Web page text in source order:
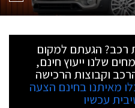
רכב? הגעתם למקום
שלנו ייעוץ חינם,
וקבוצות הרכישה
מאיתנו בחינם הצעה
עכשיו